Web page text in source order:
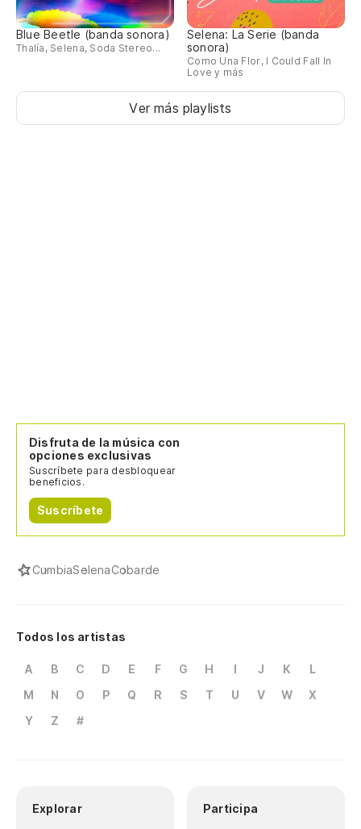
Blue Beetle (banda sonora)
Thalía, Selena, Soda Stereo...
Selena: La Serie (banda
sonora)
Como Una Flor, I Could Fall In
Love y más
Ver más playlists
Disfruta de la música con
opciones exclusivas
Suscríbete para desbloquear
beneficios.
Suscríbete
CumbiaSelenaCobarde
Todos los artistas
A B C D E F G H I J K
L
M
N O P Q R S T U V W
X
Y
Z #
Explorar Participa